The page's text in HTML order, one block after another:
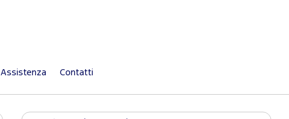
Assistenza Contatti